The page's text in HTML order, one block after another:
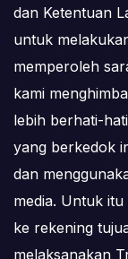
dan Ketentuan
untuk
memperoleh
kami
lebih berhati-
yang berkedok
dan
media. Untuk
ke rekening
melaksanakan